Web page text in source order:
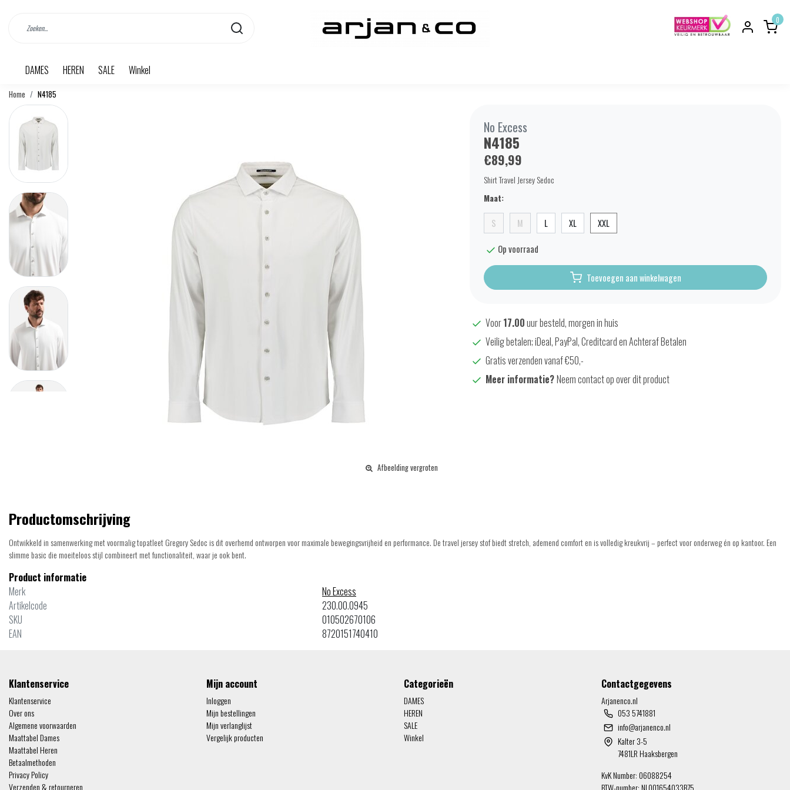
0
DAMES HEREN SALE Winkel
Home N4185
Afbeelding vergroten
No Excess
N4185
€89,99
Shirt Travel Jersey Sedoc
Maat:
S M L XL XXL
Op voorraad
Toevoegen aan winkelwagen
Voor17.00uur besteld, morgen in huis
Veilig betalen; iDeal, PayPal, Creditcard en Achteraf Betalen
Gratis verzenden vanaf €50,-
Meer informatie?Neem contact op over dit product
Productomschrijving
Ontwikkeld in samenwerking met voormalig topatleet Gregory Sedoc is dit overhemd ontworpen voor maximale bewegingsvrijheid en performance. De travel jersey stof biedt stretch, ademend comfort en is volledig kreukvrij – perfect voor onderweg én op kantoor. Een
slimme basic die moeiteloos stijl combineert met functionaliteit, waar je ook bent.
Product informatie
Merk
No Excess
Artikelcode
230.00.0945
SKU
010502670106
EAN
8720151740410
Klantenservice
Klantenservice
Over ons
Algemene voorwaarden
Maattabel Dames
Maattabel Heren
Betaalmethoden
Privacy Policy
Verzenden & retourneren
Mijn account
Inloggen
Mijn bestellingen
Mijn verlanglijst
Vergelijk producten
Categorieën
DAMES
HEREN
SALE
Winkel
Contactgegevens
Arjanenco.nl
053 5741881
info@arjanenco.nl
Kalter 3-5
7481LR Haaksbergen
KvK Number: 06088254
BTW-number: NL001654033B75